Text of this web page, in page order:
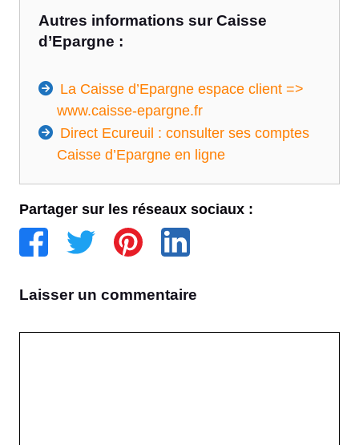
Autres informations sur Caisse
d’Epargne :
La Caisse d’Epargne espace client =>
www.caisse-epargne.fr
Direct Ecureuil : consulter ses comptes
Caisse d’Epargne en ligne
Partager sur les réseaux sociaux :
Laisser un commentaire